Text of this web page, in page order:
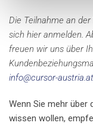
Die Teilnahme an
sich hieranmelden.
freuen wir uns über
info@cursor-austria.at
Wenn Sie mehr über
wissen wollen,